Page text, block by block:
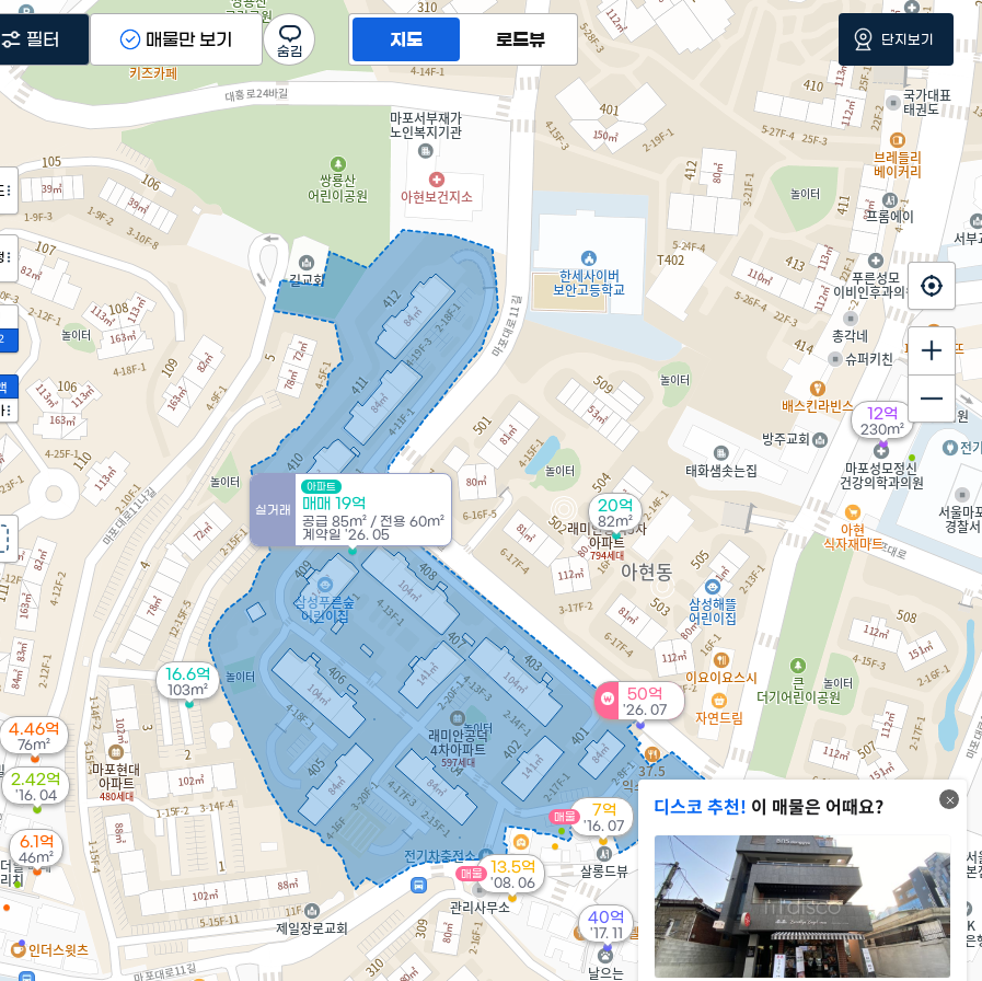
2.82억
50억
'26. 07
13.5억
'08. 06
매물
6.1억
46m²
16.6억
103m²
실거래
아파트
매매 19억
공급 85m² / 전용 60m²
계약일 '26. 05
20억
82m²
7억
'16. 07
매물
4.46억
76m²
12억
230m²
40억
'17. 11
2.42억
'16. 04
2,570만
'10. 03
2.05억
'08. 04
디스코 추천! 이 매물은 어때요?
지도 로드뷰
필터 매물만 보기 단지보기